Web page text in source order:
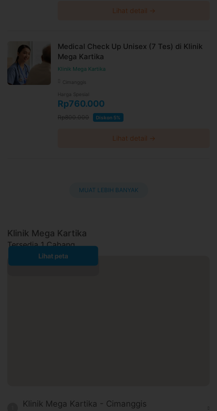
Klinik Mega Kartika
Tersedia 1 Cabang
Klinik Mega Kartika - Cimanggis
Lihat detail →
Medical Check Up Unisex (7 Tes) di Klinik
Mega Kartika
Klinik Mega Kartika
Cimanggis
Harga Spesial
Rp760.000
Rp800.000 Diskon 5%
Lihat detail →
MUAT LEBIH BANYAK